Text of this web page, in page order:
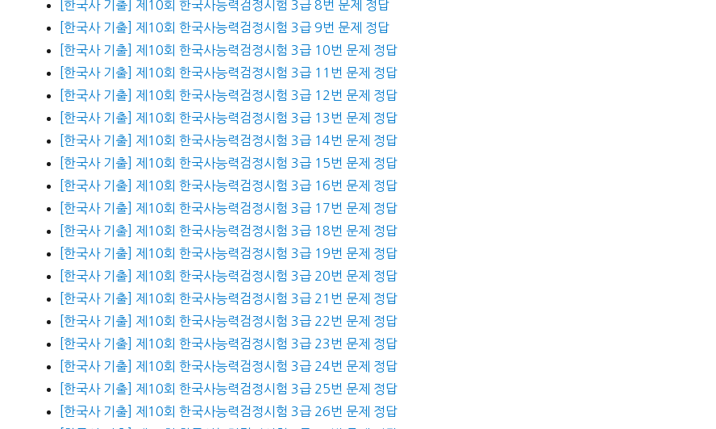
[한국사 기출] 제10회 한국사능력검정시험 3급 8번 문제 정답
[한국사 기출] 제10회 한국사능력검정시험 3급 9번 문제 정답
[한국사 기출] 제10회 한국사능력검정시험 3급 10번 문제 정답
[한국사 기출] 제10회 한국사능력검정시험 3급 11번 문제 정답
[한국사 기출] 제10회 한국사능력검정시험 3급 12번 문제 정답
[한국사 기출] 제10회 한국사능력검정시험 3급 13번 문제 정답
[한국사 기출] 제10회 한국사능력검정시험 3급 14번 문제 정답
[한국사 기출] 제10회 한국사능력검정시험 3급 15번 문제 정답
[한국사 기출] 제10회 한국사능력검정시험 3급 16번 문제 정답
[한국사 기출] 제10회 한국사능력검정시험 3급 17번 문제 정답
[한국사 기출] 제10회 한국사능력검정시험 3급 18번 문제 정답
[한국사 기출] 제10회 한국사능력검정시험 3급 19번 문제 정답
[한국사 기출] 제10회 한국사능력검정시험 3급 20번 문제 정답
[한국사 기출] 제10회 한국사능력검정시험 3급 21번 문제 정답
[한국사 기출] 제10회 한국사능력검정시험 3급 22번 문제 정답
[한국사 기출] 제10회 한국사능력검정시험 3급 23번 문제 정답
[한국사 기출] 제10회 한국사능력검정시험 3급 24번 문제 정답
[한국사 기출] 제10회 한국사능력검정시험 3급 25번 문제 정답
[한국사 기출] 제10회 한국사능력검정시험 3급 26번 문제 정답